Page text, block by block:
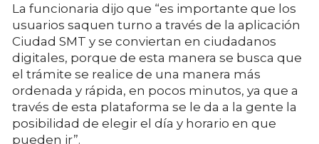
La funcionaria dijo que “es importante que los
usuarios saquen turno a través de la aplicación
Ciudad SMT y se conviertan en ciudadanos
digitales, porque de esta manera se busca que
el trámite se realice de una manera más
ordenada y rápida, en pocos minutos, ya que a
través de esta plataforma se le da a la gente la
posibilidad de elegir el día y horario en que
pueden ir”.